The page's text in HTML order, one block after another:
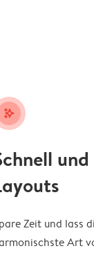
stars_plus
Zeit und lass
Art